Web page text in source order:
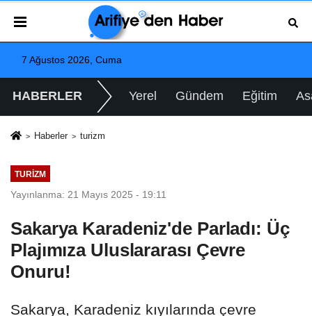
7 Ağustos 2026, Cuma
HABERLER Yerel Gündem Eğitim
Haberler turizm
TURIZM
Yayınlanma: 21 Mayıs 2025 - 19:11
Sakarya Karadeniz'de Parladı: Üç
Plajımıza Uluslararası Çevre
Onuru!
Sakarya, Karadeniz kıyılarında çevre